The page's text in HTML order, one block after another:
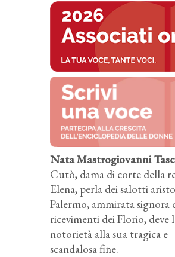
Nata Mastrogiovanni
Cutò, dama di corte della
Elena, perla dei salotti
Palermo, ammirata signora
ricevimenti dei Florio, deve
notorietà alla sua tragica e
scandalosa fine.